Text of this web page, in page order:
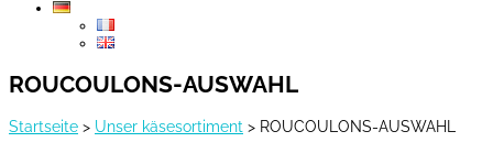
ROUCOULONS-AUSWAHL
Startseite > Unser käsesortiment > ROUCOULONS-AUSWAHL